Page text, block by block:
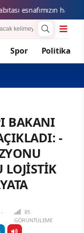
esnafımızın
Spor Politika
BAKANI
-
85
GÖRÜNTÜLEME